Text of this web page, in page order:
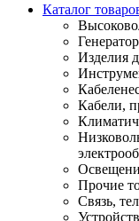
Каталог
Изделия
Кабели,
Прочие
Связь,